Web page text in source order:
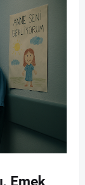
Emek